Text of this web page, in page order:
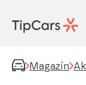
Magazín